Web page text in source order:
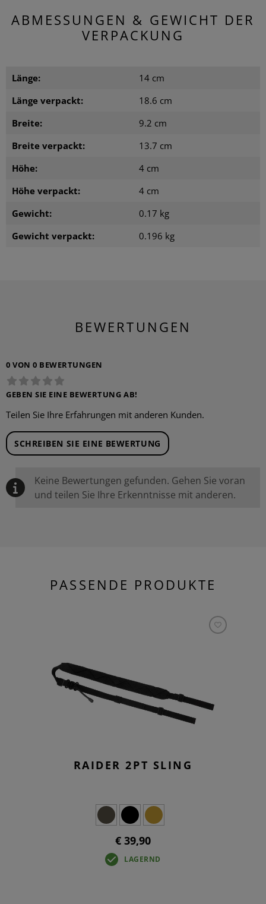
ABMESSUNGEN & GEWICHT DER
VERPACKUNG
Länge:
14 cm
Länge verpackt:
18.6 cm
Breite:
9.2 cm
Breite verpackt:
13.7 cm
Höhe:
4 cm
Höhe verpackt:
4 cm
Gewicht:
0.17 kg
Gewicht verpackt:
0.196 kg
BEWERTUNGEN
0 VON 0 BEWERTUNGEN
GEBEN SIE EINE BEWERTUNG AB!
Teilen Sie Ihre Erfahrungen mit anderen Kunden.
SCHREIBEN SIE EINE BEWERTUNG
Keine Bewertungen gefunden. Gehen Sie voran
und teilen Sie Ihre Erkenntnisse mit anderen.
PASSENDE PRODUKTE
RAIDER 2PT SLING
€ 39,90
LAGERND